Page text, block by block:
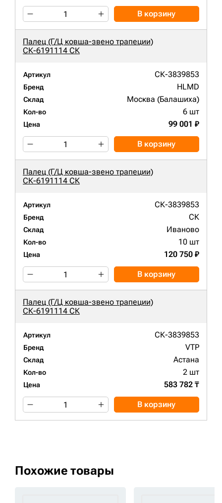
В корзину
Палец (Г/Ц ковша-звено трапеции)
СК-6191114 СК
Артикул СК-3839853
Бренд HLMD
Склад Москва (Балашиха)
Кол-во 6 шт
Цена 99 001 ₽
В корзину
Палец (Г/Ц ковша-звено трапеции)
СК-6191114 СК
Артикул СК-3839853
Бренд СК
Склад Иваново
Кол-во 10 шт
Цена 120 750 ₽
В корзину
Палец (Г/Ц ковша-звено трапеции)
СК-6191114 СК
Артикул СК-3839853
Бренд VTP
Склад Астана
Кол-во 2 шт
Цена 583 782 ₸
В корзину
Похожие товары